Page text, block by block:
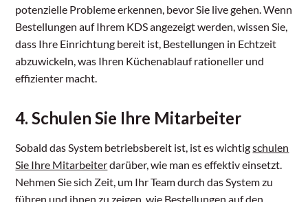
potenzielle Probleme erkennen, bevor Sie live gehen. Wenn
Bestellungen auf Ihrem KDS angezeigt werden, wissen Sie,
dass Ihre Einrichtung bereit ist, Bestellungen in Echtzeit
abzuwickeln, was Ihren Küchenablauf rationeller und
effizienter macht.
4. Schulen Sie Ihre Mitarbeiter
Sobald das System betriebsbereit ist, ist es wichtigschulen
Sie Ihre Mitarbeiterdarüber, wie man es effektiv einsetzt.
Nehmen Sie sich Zeit, um Ihr Team durch das System zu
führen und ihnen zu zeigen, wie Bestellungen auf den